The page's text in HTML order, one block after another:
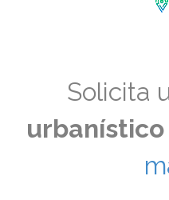
Solicita
urbanístico